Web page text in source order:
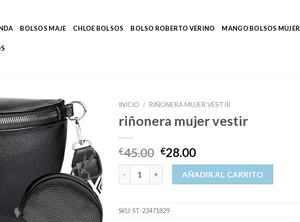
BOLSOS MAJE CHLOE BOLSOS BOLSO ROBERTO VERINO MANGO BOLSOS MUJER
INICIO / RIÑONERA MUJER VESTIR
riñonera mujer vestir
€45.00 €28.00
riñonera mujer vestir cantidadAÑADIR AL CARRITO
SKU:ST-23471829